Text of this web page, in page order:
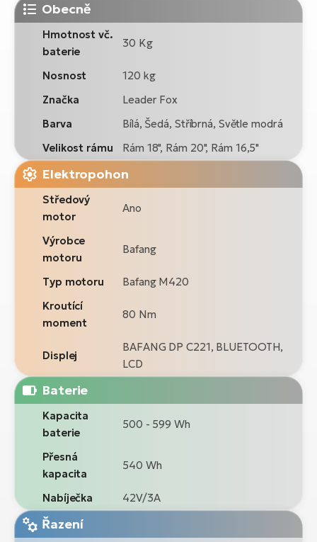
Obecně
Hmotnost vč.
baterie
30 Kg
Nosnost
120 kg
Značka
Leader Fox
Barva
Bílá, Šedá, Stříbrná, Světle modrá
Velikost rámu
Rám 18", Rám 20", Rám 16,5"
Elektropohon
Středový
motor
Ano
Výrobce
motoru
Bafang
Typ motoru
Bafang M420
Kroutící
moment
80 Nm
Displej
BAFANG DP C221, BLUETOOTH,
LCD
Baterie
Kapacita
baterie
500 - 599 Wh
Přesná
kapacita
540 Wh
Nabíječka 42V/3A
Řazení